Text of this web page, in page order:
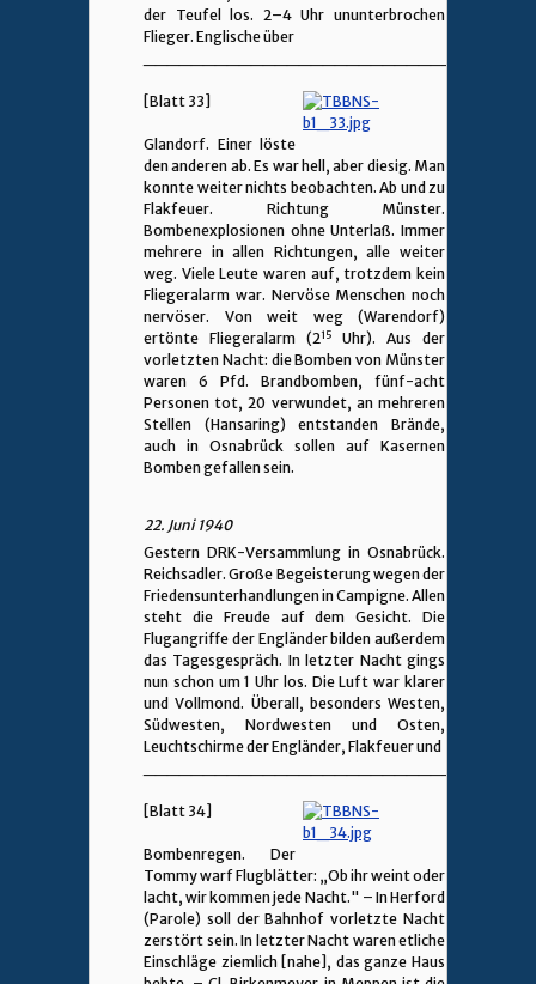
der Teufel los. 2–4 Uhr ununterbrochen
Flieger. Englische über
[Blatt 33]
Glandorf. Einer löste
den anderen ab. Es war hell, aber diesig. Man
konnte weiter nichts beobachten. Ab und zu
Flakfeuer. Richtung Münster.
Bombenexplosionen ohne Unterlaß. Immer
mehrere in allen Richtungen, alle weiter
weg. Viele Leute waren auf, trotzdem kein
Fliegeralarm war. Nervöse Menschen noch
nervöser. Von weit weg (Warendorf)
ertönte Fliegeralarm (215
Uhr). Aus der
vorletzten Nacht: die Bomben von Münster
waren 6 Pfd. Brandbomben, fünf-acht
Personen tot, 20 verwundet, an mehreren
Stellen (Hansaring) entstanden Brände,
auch in Osnabrück sollen auf Kasernen
Bomben gefallen sein.
22. Juni 1940
Gestern DRK-Versammlung in Osnabrück.
Reichsadler. Große Begeisterung wegen der
Friedensunterhandlungen in Campigne. Allen
steht die Freude auf dem Gesicht. Die
Flugangriffe der Engländer bilden außerdem
das Tagesgespräch. In letzter Nacht gings
nun schon um 1 Uhr los. Die Luft war klarer
und Vollmond. Überall, besonders Westen,
Südwesten, Nordwesten und Osten,
Leuchtschirme der Engländer, Flakfeuer und
[Blatt 34]
Bombenregen. Der
Tommy warf Flugblätter: „Ob ihr weint oder
lacht, wir kommen jede Nacht." – In Herford
(Parole) soll der Bahnhof vorletzte Nacht
zerstört sein. In letzter Nacht waren etliche
Einschläge ziemlich [nahe], das ganze Haus